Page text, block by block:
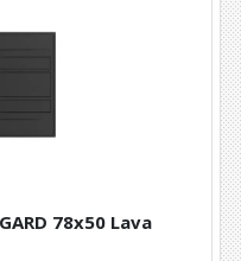
78x50 Lava